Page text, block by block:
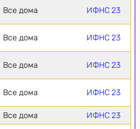
Все дома ИФНС 23
Все дома ИФНС 23
Все дома ИФНС 23
Все дома ИФНС 23
Все дома
ИФНС 23